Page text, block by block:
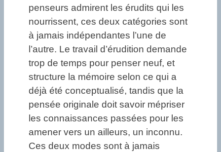
penseurs admirent les érudits qui les
nourrissent, ces deux catégories sont
à jamais indépendantes l’une de
l’autre. Le travail d’érudition demande
trop de temps pour penser neuf, et
structure la mémoire selon ce qui a
déjà été conceptualisé, tandis que la
pensée originale doit savoir mépriser
les connaissances passées pour les
amener vers un ailleurs, un inconnu.
Ces deux modes sont à jamais